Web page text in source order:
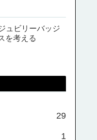
ュビリーバッジ
を考える
29
1